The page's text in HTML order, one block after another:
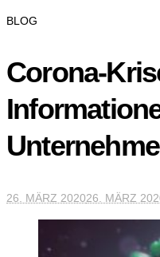
BLOG
Corona-
26. MÄRZ 202026. MÄRZ